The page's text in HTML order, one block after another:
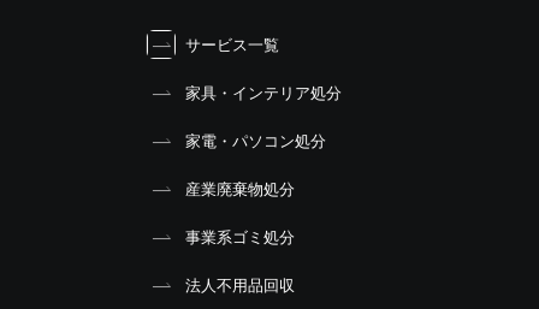
サービス一覧
家具・インテリア処分
家電・パソコン処分
産業廃棄物処分
事業系ゴミ処分
法人不用品回収